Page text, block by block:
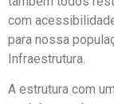
com
para nossa
Infraestrutura.
A estrutura com